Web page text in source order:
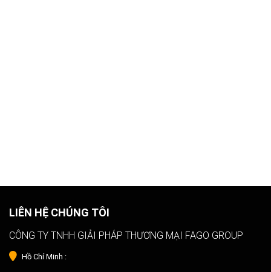
LIÊN HỆ CHÚNG TÔI
CÔNG TY TNHH GIẢI PHÁP THƯƠNG MẠI FAGO GROUP
Hồ Chí Minh :